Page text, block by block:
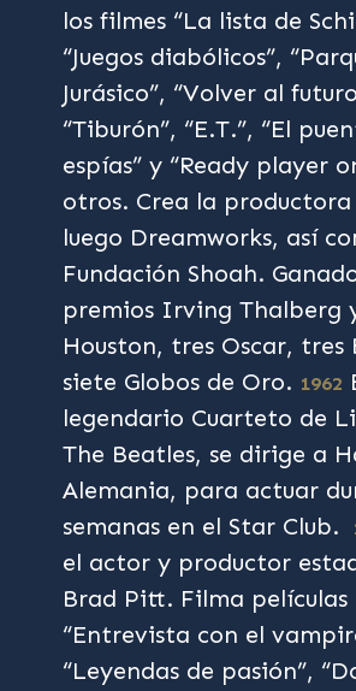
los filmes “La lista de
“Juegos diabólicos”,
Jurásico”, “Volver al
“Tiburón”, “E.T.”, “El
espías” y “Ready player
otros. Crea la
luego Dreamworks, así
Fundación Shoah.
premios Irving Thalberg
Houston, tres Oscar, tres
siete Globos de Oro. 1962
legendario Cuarteto de
The Beatles, se dirige a
Alemania, para actuar
semanas en el Star Club.
el actor y productor
Brad Pitt. Filma películas
“Entrevista con el
“Leyendas de pasión”,